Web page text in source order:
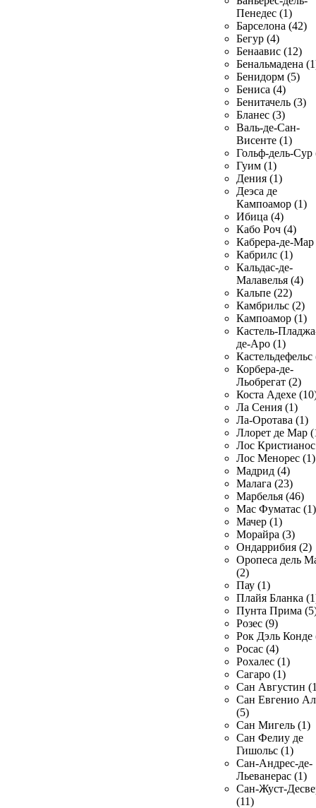
Пенедес (1)
Барселона (42)
Бегур (4)
Бенаавис (12)
Бенальмадена
Бенидорм (5)
Бениса (4)
Бенитачель (3)
Бланес (3)
Валь-де-Сан-
Висенте (1)
Гольф-дель-Сур
Гуим (1)
Дения (1)
Деэса де
Кампоамор (1)
Ибица (4)
Кабо Роч (4)
Кабрера-де-Мар
Кабрилс (1)
Кальдас-де-
Малавелья (4)
Кальпе (22)
Камбрильс (2)
Кампоамор (1)
Кастель-
де-Аро (1)
Кастельдефельс
Корбера-де-
Льобрегат (2)
Коста Адехе
Ла Сения (1)
Ла-Оротава (1)
Ллорет де Мар
Лос
Лос Менорес (1)
Мадрид (4)
Малага (23)
Марбелья (46)
Мас Фуматас (1)
Мачер (1)
Морайра (3)
Ондаррибия (2)
Оропеса дель
(2)
Пау (1)
Плайя Бланка
Пунта Прима
Розес (9)
Рок Дэль Конде
Росас (4)
Рохалес (1)
Сагаро (1)
Сан Августин
Сан Евгенио
(5)
Сан Мигель (1)
Сан Фелиу де
Гишольс (1)
Сан-Андрес-де-
Льеванерас (1)
Сан-Жуст-
(11)